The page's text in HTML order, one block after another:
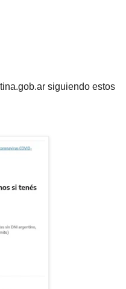
siguiendo estos